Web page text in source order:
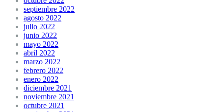
septiembre 2022
agosto 2022
julio 2022
junio 2022
mayo 2022
abril 2022
marzo 2022
febrero 2022
enero 2022
diciembre 2021
noviembre 2021
octubre 2021